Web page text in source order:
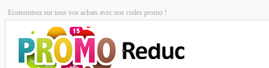
Economisez sur tous vos achats avec nos codes promo !